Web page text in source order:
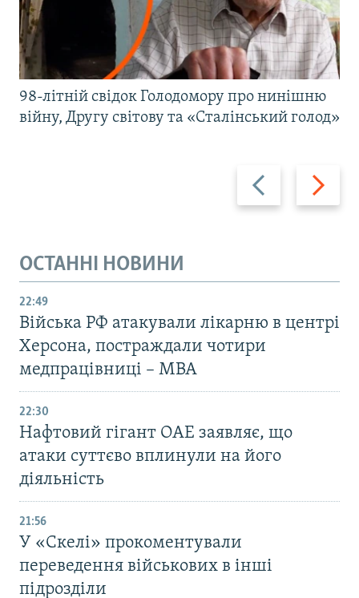
Назад Вперед
98-літній свідок Голодомору про нинішню
війну, Другу світову та «Сталінський голод»
ОСТАННІ НОВИНИ
22:49
Війська РФ атакували лікарню в центрі
Херсона, постраждали чотири
медпрацівниці – МВА
22:30
Нафтовий гігант ОАЕ заявляє, що
атаки суттєво вплинули на його
діяльність
21:56
У «Скелі» прокоментували
переведення військових в інші
підрозділи